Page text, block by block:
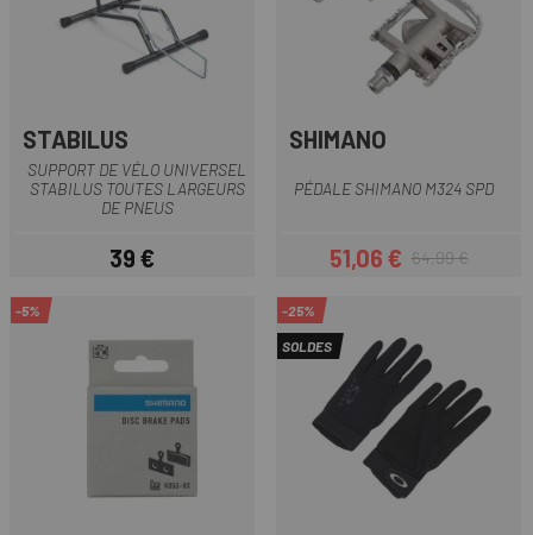
STABILUS
SUPPORT DE VÉLO UNIVERSEL
STABILUS TOUTES LARGEURS
DE PNEUS
Prix
39 €
SHIMANO
PÉDALE SHIMANO M324 SPD
Prix
51,06 €Prix habituel
64,99 €
-5% -25%
SOLDES